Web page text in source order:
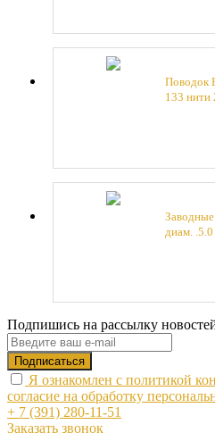
Поводок
133 нити
Заводные
диам.
Подпишись на рассылку
Я ознакомлен с политикой
согласие на обработку
+ 7 (391) 280-11-51
Заказать звонок